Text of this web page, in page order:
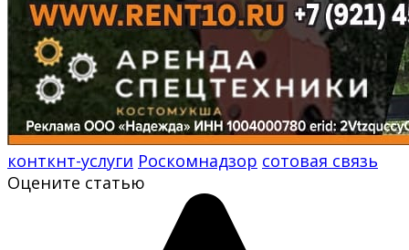
конткнт-услуги Роскомнадзор сотовая связь
Оцените статью